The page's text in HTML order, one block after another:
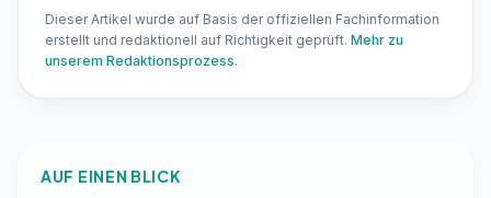
Dieser Artikel wurde auf Basis der offiziellen Fachinformation
erstellt und redaktionell auf Richtigkeit geprüft. Mehr zu
unserem Redaktionsprozess.
AUF EINEN BLICK